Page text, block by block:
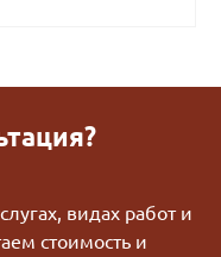
видах работ и
стоимость и